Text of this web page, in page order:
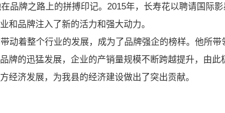
品牌之路上的拼搏印记。2015年，长寿花以聘请国际
和品牌注入了新的活力和强大动力。
动着整个行业的发展，成为了品牌强企的榜样。他所
牌的迅猛发展，企业的产销量规模不断跨越提升，由
经济发展，为我县的经济建设做出了突出贡献。